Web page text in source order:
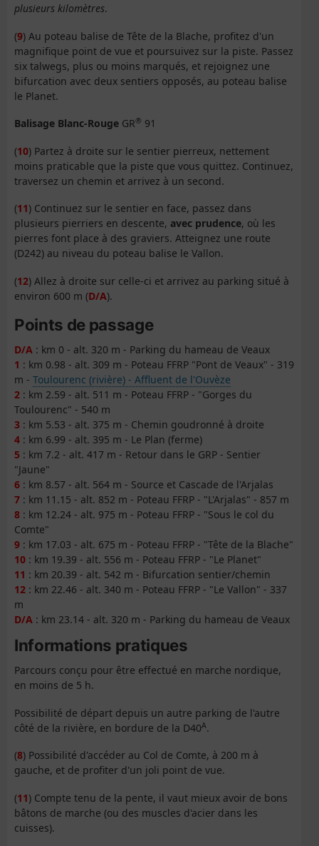
plusieurs kilomètres.
(9) Au poteau balise de Tête de la Blache, profitez d'un
magnifique point de vue et poursuivez sur la piste. Passez
six talwegs, plus ou moins marqués, et rejoignez une
bifurcation avec deux sentiers opposés, au poteau balise
le Planet.
Balisage Blanc-Rouge GR® 91
(10) Partez à droite sur le sentier pierreux, nettement
moins praticable que la piste que vous quittez. Continuez,
traversez un chemin et arrivez à un second.
(11) Continuez sur le sentier en face, passez dans
plusieurs pierriers en descente, avec prudence, où les
pierres font place à des graviers. Atteignez une route
(D242) au niveau du poteau balise le Vallon.
(12) Allez à droite sur celle-ci et arrivez au parking situé à
environ 600 m (D/A).
Points de passage
D/A : km 0 - alt. 320 m - Parking du hameau de Veaux
1 : km 0.98 - alt. 309 m - Poteau FFRP "Pont de Veaux" - 319
m - Toulourenc (rivière) - Affluent de l'Ouvèze
2 : km 2.59 - alt. 511 m - Poteau FFRP - "Gorges du
Toulourenc" - 540 m
3 : km 5.53 - alt. 375 m - Chemin goudronné à droite
4 : km 6.99 - alt. 395 m - Le Plan (ferme)
5 : km 7.2 - alt. 417 m - Retour dans le GRP - Sentier
"Jaune"
6 : km 8.57 - alt. 564 m - Source et Cascade de l'Arjalas
7 : km 11.15 - alt. 852 m - Poteau FFRP - "L'Arjalas" - 857 m
8 : km 12.24 - alt. 975 m - Poteau FFRP - "Sous le col du
Comte"
9 : km 17.03 - alt. 675 m - Poteau FFRP - "Tête de la Blache"
10 : km 19.39 - alt. 556 m - Poteau FFRP - "Le Planet"
11 : km 20.39 - alt. 542 m - Bifurcation sentier/chemin
12 : km 22.46 - alt. 340 m - Poteau FFRP - "Le Vallon" - 337
m
D/A : km 23.14 - alt. 320 m - Parking du hameau de Veaux
Informations pratiques
Parcours conçu pour être effectué en marche nordique,
en moins de 5 h.
Possibilité de départ depuis un autre parking de l'autre
côté de la rivière, en bordure de la D40A.
(8) Possibilité d'accéder au Col de Comte, à 200 m à
gauche, et de profiter d'un joli point de vue.
(11) Compte tenu de la pente, il vaut mieux avoir de bons
bâtons de marche (ou des muscles d'acier dans les
cuisses).